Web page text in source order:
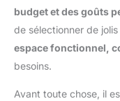
budget et des goûts
de sélectionner de
espace fonctionnel,
besoins.
Avant toute chose, il